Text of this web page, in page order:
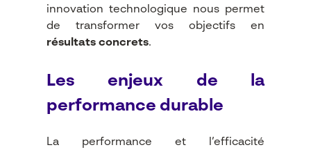
innovation technologique nous permet
de transformer vos objectifs en
résultats concrets.
Les enjeux de la
performance durable
La performance et l’efficacité